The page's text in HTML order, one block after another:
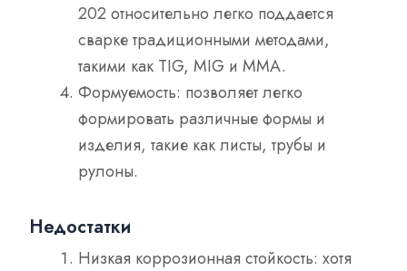
202 относительно легко поддается
сварке традиционными методами,
такими как TIG, MIG и MMA.
Формуемость: позволяет легко
формировать различные формы и
изделия, такие как листы, трубы и
рулоны.
Недостатки
Низкая коррозионная стойкость: хотя